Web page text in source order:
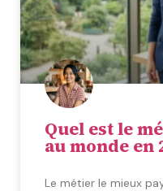
Quel est le
au monde en
Le métier le mieux